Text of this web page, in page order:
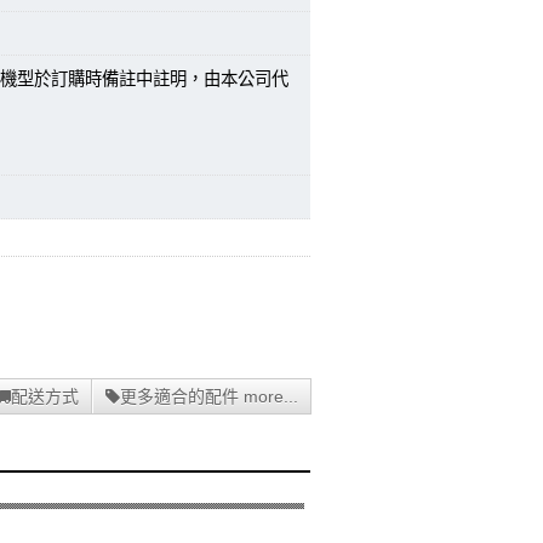
型於訂購時備註中註明，由本公司代
配送方式 更多適合的配件 more...